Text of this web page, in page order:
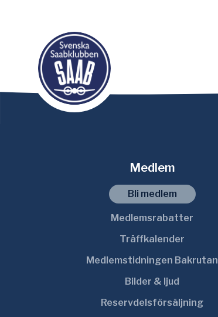
Medlem
Bli medlem
Medlemsrabatter
Träffkalender
Medlemstidningen Bakrutan
Bilder & ljud
Reservdelsförsäljning